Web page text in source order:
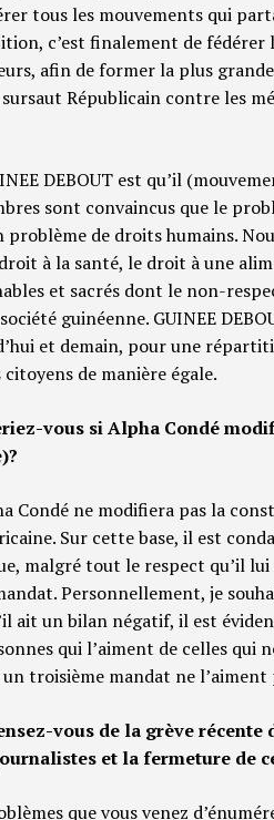
tous les mouvements qui
c’est finalement de fédérer
afin de former la plus
Républicain contre les
DEBOUT est qu’il
sont convaincus que le
de droits humains.
à la santé, le droit à une
et sacrés dont le non-
guinéenne. GUINEE
et demain, pour une
de manière égale.
vous si Alpha Condé
Condé ne modifiera pas la
Sur cette base, il est
malgré tout le respect qu’il
Personnellement, je
ait un bilan négatif, il est
qui l’aiment de celles qui
troisième mandat ne l’aiment
vous de la grève
et la fermeture de
que vous venez